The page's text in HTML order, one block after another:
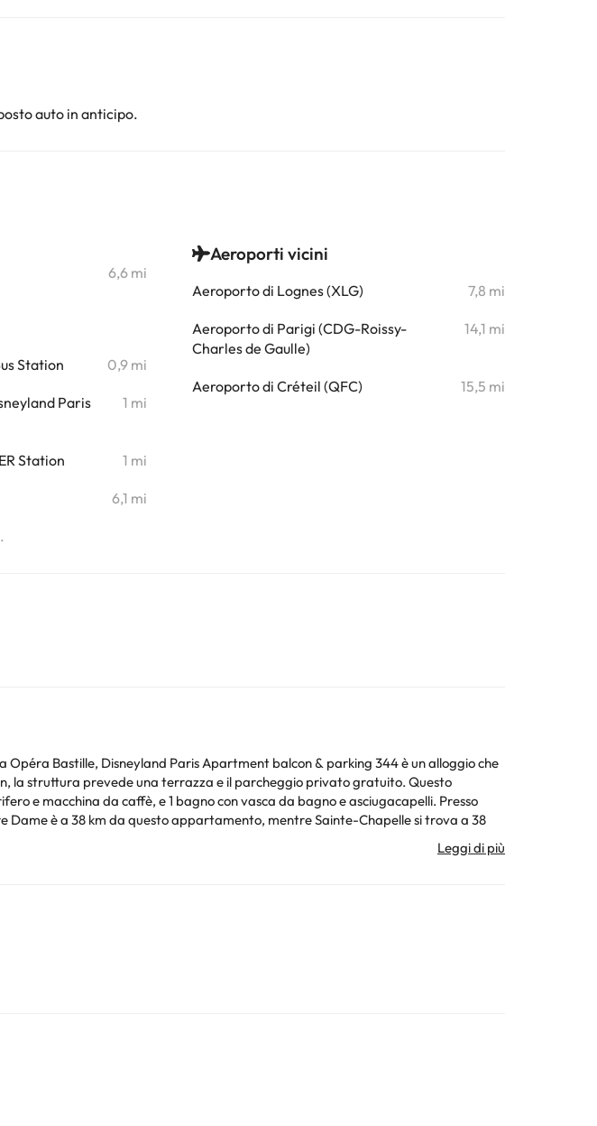
auto in anticipo.
6,6 mi
Station 0,9 mi
Paris
1 mi
Station 1 mi
6,1 mi
Aeroporti vicini
Aeroporto di Lognes (XLG) 7,8 mi
Aeroporto di Parigi (CDG-Roissy-
Charles de Gaulle)
14,1 mi
Aeroporto di Créteil (QFC) 15,5 mi
Opéra Bastille, Disneyland Paris Apartment balcon & parking 344 è un alloggio che
struttura prevede una terrazza e il parcheggio privato gratuito. Questo
e macchina da caffè, e 1 bagno con vasca da bagno e asciugacapelli. Presso